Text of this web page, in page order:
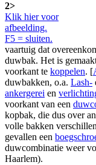
2>
Klik hier voor
afbeelding.
F5 = sluiten.
vaartuig dat
duwbak. Het is
voorkant te koppelen. [
duwbakken, o.a. Lash-
ankergerei en
voorkant van een
kopbak, die dus over
volle bakken
gevallen een
duwcombinatie weer
Haarlem).